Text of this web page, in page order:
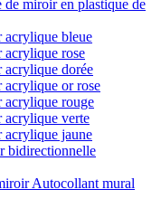
miroir en plastique de
bleue
rose
dorée
or rose
acrylique rouge
acrylique verte
jaune
bidirectionnelle
Autocollant mural